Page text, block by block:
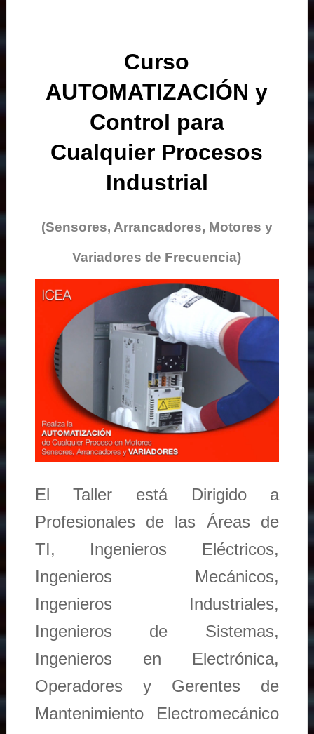
Curso
AUTOMATIZACIÓN y
Control para
Cualquier Procesos
Industrial
(Sensores, Arrancadores, Motores y
Variadores de Frecuencia)
El Taller está Dirigido a
Profesionales de las Áreas de
TI, Ingenieros Eléctricos,
Ingenieros Mecánicos,
Ingenieros Industriales,
Ingenieros de Sistemas,
Ingenieros en Electrónica,
Operadores y Gerentes de
Mantenimiento Electromecánico